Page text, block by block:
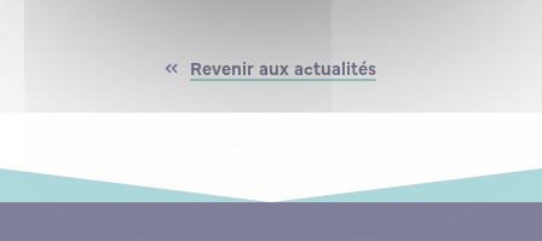
Revenir aux actualités